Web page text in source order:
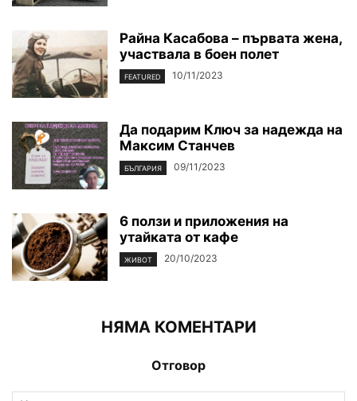
Райна Касабова – първата жена,
участвала в боен полет
FEATURED 10/11/2023
Да подарим Ключ за надежда на
Максим Станчев
БЪЛГАРИЯ 09/11/2023
6 ползи и приложения на
утайката от кафе
ЖИВОТ 20/10/2023
НЯМА КОМЕНТАРИ
Отговор